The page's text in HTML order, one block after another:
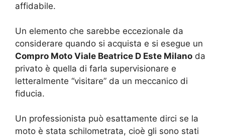
affidabile.
Un elemento che sarebbe eccezionale da
considerare quando si acquista e si esegue un
Compro Moto Viale Beatrice D Este Milano da
privato è quella di farla supervisionare e
letteralmente “visitare” da un meccanico di
fiducia.
Un professionista può esattamente dirci se la
moto è stata schilometrata, cioè gli sono stati